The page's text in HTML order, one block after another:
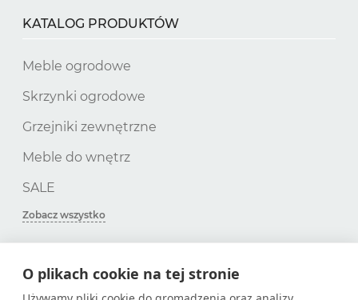
O plikach cookie na tej stronie
KATALOG PRODUKTÓW
Meble ogrodowe
Skrzynki ogrodowe
Grzejniki zewnętrzne
Meble do wnętrz
SALE
Zobacz wszystko
SUBSKRYPCJA